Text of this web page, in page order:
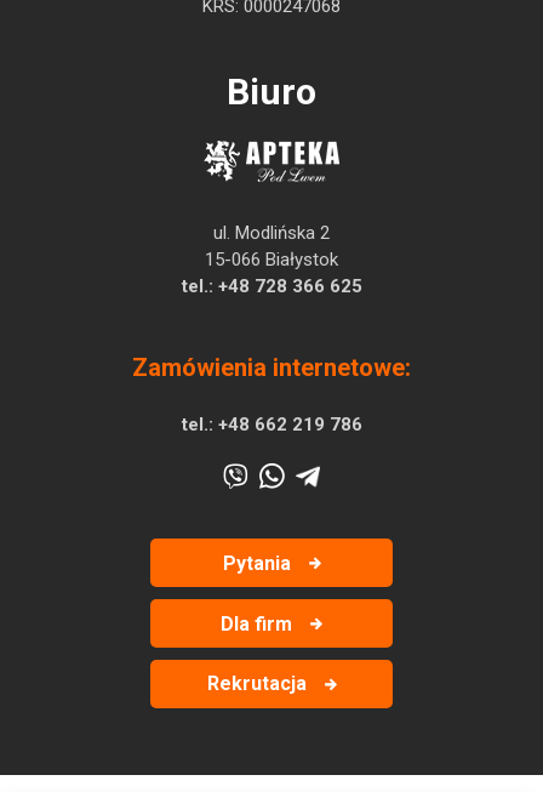
KRS: 0000247068
Biuro
ul. Modlińska 2
15-066 Białystok
tel.: +48 728 366 625
Zamówienia internetowe:
tel.: +48 662 219 786
Pytania
Dla firm
Rekrutacja